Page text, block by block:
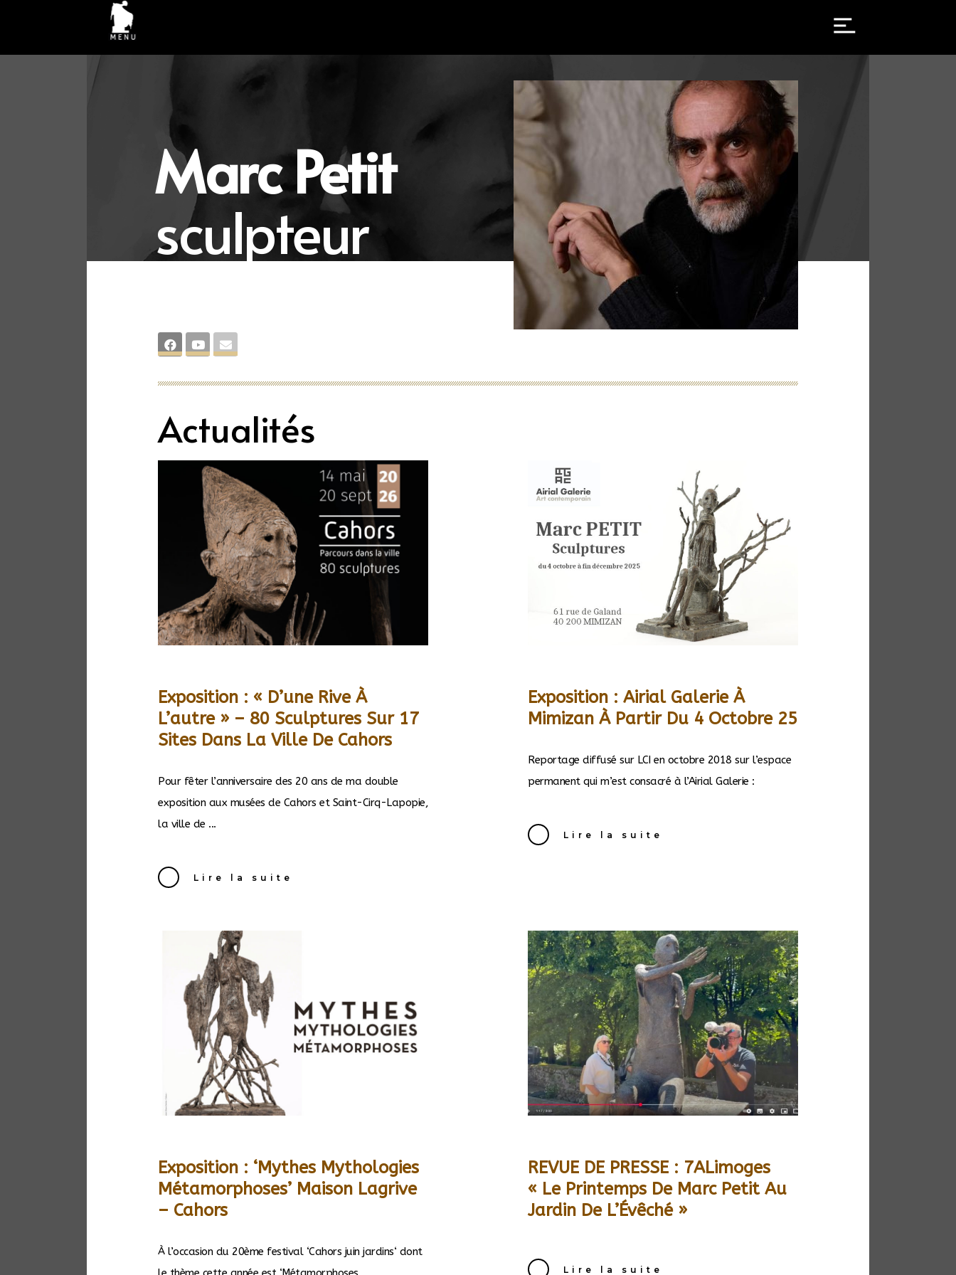
MarcPetit
sculpteur
Actualités
Exposition : « D’une Rive À
L’autre » – 80 Sculptures Sur 17
Sites Dans La Ville De Cahors
Pour fêter l’anniversaire des 20 ans de ma double
exposition aux musées de Cahors et Saint-Cirq-Lapopie,
la ville de ...
Lire la suite
Exposition : Airial Galerie À
Mimizan À Partir Du 4 Octobre 25
Reportage diffusé sur LCI en octobre 2018 sur l’espace
permanent qui m’est consacré à l’Airial Galerie :
Lire la suite
Exposition : ‘Mythes Mythologies
Métamorphoses’ Maison Lagrive
– Cahors
À l’occasion du 20ème festival ‘Cahors juin jardins‘ dont
REVUE DE PRESSE : 7ALimoges
« Le Printemps De Marc Petit Au
Jardin De L’Évêché »
Lire la suite